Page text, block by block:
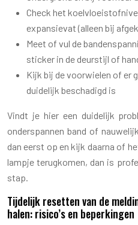
Check het
expansievat (alleen bij
Meet of vul de
sticker in de deurstijl of
Kijk bij de voorwielen of er
duidelijk beschadigd is
Vindt je hier een duidelijk
onderspannen band of
dan eerst op en kijk daarna of
lampje terugkomen, dan is
stap.
Tijdelijk resetten van de
halen: risico’s en beperkingen